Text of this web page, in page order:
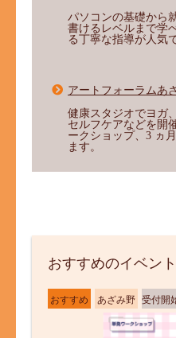
パソコンの基礎から
書けるレベルまで学
る丁寧な指導が人気
アートフォーラムあ
健康スタジオでヨガ
セルフケアなどを開
ークショップ、3 ヵ
ます。
おすすめのイベント
おすすめ あざみ野 受付開